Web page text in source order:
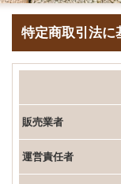
特定商取引法に
販売業者
運営責任者